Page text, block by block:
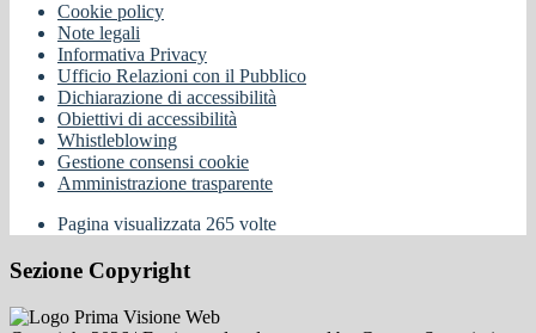
Cookie policy
Note legali
Informativa Privacy
Ufficio Relazioni con il Pubblico
Dichiarazione di accessibilità
Obiettivi di accessibilità
Whistleblowing
Gestione consensi cookie
Amministrazione trasparente
Pagina visualizzata 265 volte
Sezione Copyright